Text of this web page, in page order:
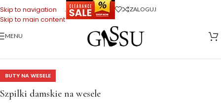
Skip to navigation
Skip to main content
. ZALOGUJ
MENU
Buty na Wesele >Szpilki na wesele
BUTY NA WESELE
Szpilki damskie na wesele